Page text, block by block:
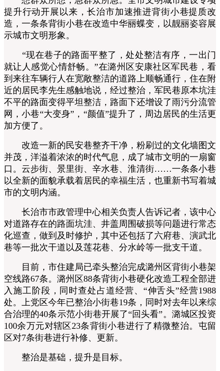
提升行动开展以来，长治市加速推进背街小巷提质改
造，一条条背街小巷在改造中华丽蝶变，以靓丽姿容展
示城市文明形象。
“现在巷子的路面平整了，处处整洁有序，一出门
就让人感觉心情舒畅。”在潞州区安康社区军民巷，看
到来往车辆行人在宽敞整洁的道路上顺畅通行，住在附
近的居民李先生感触地说，经过整治，军民巷原本坑洼
不平的路面变得平坦整洁，路面下还增设了雨污分流管
网，小巷“大变身”，“颜值”提升了，周边居民的生活更
加方便了。
改造一新的民安巷整齐干净，粉刷过的文化墙图文
并茂，洋溢着浓浓的时代气息，成了城市文明的一扇窗
口。云步街、景里街、辛水巷、淮清街……一条条小巷
以全新的面貌承载着居民的幸福生活，也重新书写着城
市的文明内涵。
长治市市政管理中心相关负责人告诉记者，该中心
对道路存在的路面坑洼、井盖周围破损等问题进行常态
化巡查，做到及时修护，其中还包括了六府巷、演武北
巷等一批次干道以及莲花巷、分水岭等一批支干道。
目前，市住建局已牵头整治完成潞州区背街小巷架
空线路67条。潞州区88条背街小巷硬化改造工程全部进
入施工阶段，同时查处占道经营、“伸舌头”经营1988
处。上党区今年已整治小街巷19条，同时对去年以来综
合治理的40条示范小街巷开展了“回头看”。潞城区投资
100余万元对辖区23条背街小巷进行了精微整治。屯留
区对7条街巷进行补修、更新。
整治是基础，提升是目标。